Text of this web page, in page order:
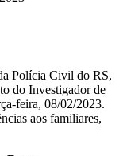
Polícia Civil do RS,
do Investigador de
feira, 08/02/2023.
aos familiares,